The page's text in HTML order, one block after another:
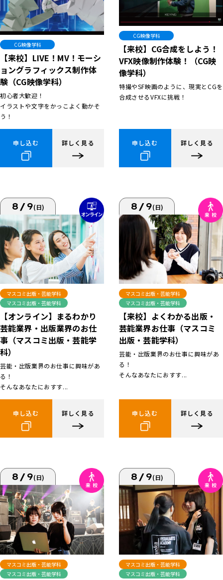
CG映像学科
【来校】LIVE！MV！モーシ
ョングラフィックス制作体
験（CG映像学科）
初心者大歓迎！
イラストや文字をかっこよく動かそ
う！
申し込む 詳しく見る
CG映像学科
【来校】CG合成をしよう！
VFX映像制作体験！（CG映
像学科）
特撮やSF映画のように、現実とCGを
合成させるVFXに挑戦！
申し込む 詳しく見る
8/9(日)
マスコミ出版・芸能学科
マスコミ出版・芸能学科
【オンライン】まるわかり
芸能業界・出版業界のお仕
事（マスコミ出版・芸能学
科）
芸能・出版業界のお仕事に興味があ
る！
そんなあなたにおすす...
申し込む 詳しく見る
8/9(日)
マスコミ出版・芸能学科
マスコミ出版・芸能学科
【来校】よくわかる出版・
芸能業界お仕事（マスコミ
出版・芸能学科）
芸能・出版業界のお仕事に興味があ
る！
そんなあなたにおすす...
申し込む 詳しく見る
8/9(日)
マスコミ出版・芸能学科
マスコミ出版・芸能学科
8/9(日)
マスコミ出版・芸能学科
マスコミ出版・芸能学科